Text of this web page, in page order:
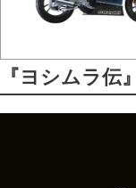
『ヨシムラ伝』